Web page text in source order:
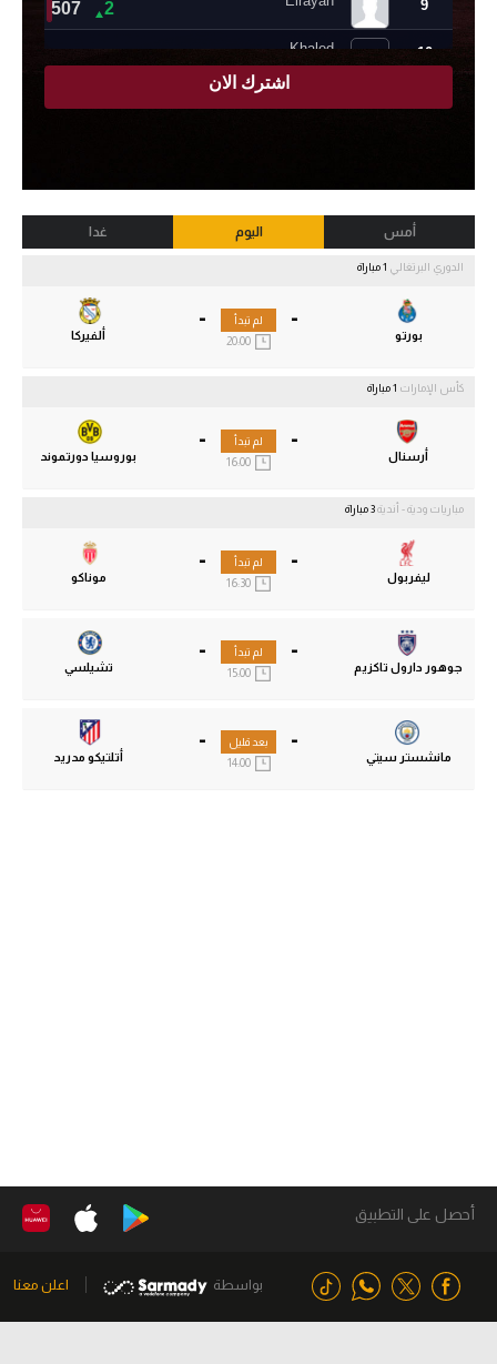
أمس اليوم غدا
الدوري البرتغالي
-
بورتو
-
ألفيركا
لم تبدأ
كأس الإمارات
-
أرسنال
-
بوروسيا دورتموند
لم تبدأ
مباريات ودية - أندية
-
ليفربول
-
موناكو
لم تبدأ
-
جوهور دارول تاكزيم
-
تشيلسي
لم تبدأ
15:00
-
مانشستر سيتي
-
أتلتيكو مدريد
بعد قليل
14:00
أحصل على التطبيق
بواسطة اعلن معنا